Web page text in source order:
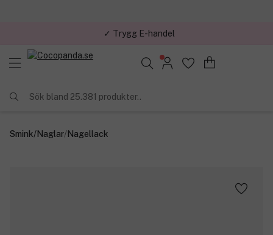
✓ Trygg E-handel
Sök bland 25.381 produkter..
Smink/Naglar/Nagellack